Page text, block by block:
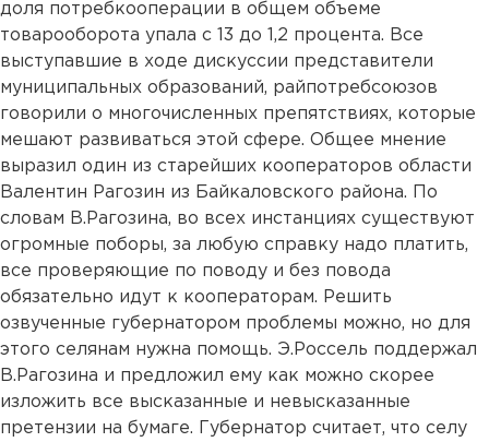
доля потребкооперации в общем объеме
товарооборота упала с 13 до 1,2 процента. Все
выступавшие в ходе дискуссии представители
муниципальных образований, райпотребсоюзов
говорили о многочисленных препятствиях, которые
мешают развиваться этой сфере. Общее мнение
выразил один из старейших кооператоров области
Валентин Рагозин из Байкаловского района. По
словам В.Рагозина, во всех инстанциях существуют
огромные поборы, за любую справку надо платить,
все проверяющие по поводу и без повода
обязательно идут к кооператорам. Решить
озвученные губернатором проблемы можно, но для
этого селянам нужна помощь. Э.Россель поддержал
В.Рагозина и предложил ему как можно скорее
изложить все высказанные и невысказанные
претензии на бумаге. Губернатор считает, что селу